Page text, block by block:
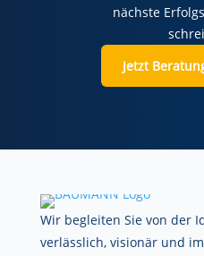
nächste
Jetzt
Wir begleiten Sie von der
verlässlich, visionär und